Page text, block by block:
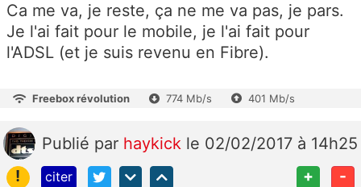
Ca me va, je reste, ça ne me va pas, je pars.
Je l'ai fait pour le mobile, je l'ai fait pour
l'ADSL (et je suis revenu en Fibre).
Freebox révolution 774 Mb/s 401 Mb/s
Publié par haykick le 02/02/2017 à 14h25
!
citer + -